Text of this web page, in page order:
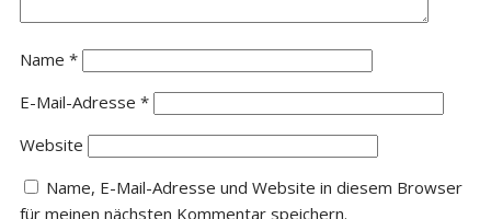
Name *
E-Mail-Adresse *
Website
Name, E-Mail-Adresse und Website in diesem Browser
für meinen nächsten Kommentar speichern.